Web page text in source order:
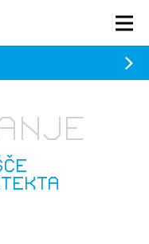
PRIJAVA